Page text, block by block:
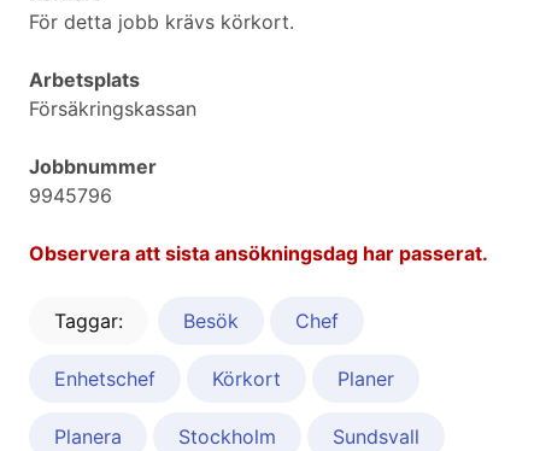
För detta jobb krävs körkort.
Arbetsplats
Försäkringskassan
Jobbnummer
9945796
Observera att sista ansökningsdag har passerat.
Taggar: Besök Chef
Enhetschef Körkort Planer
Planera Stockholm Sundsvall